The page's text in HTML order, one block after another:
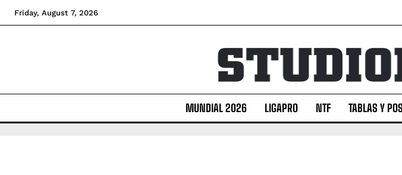
Friday, August 7, 2026
MUNDIAL 2026 LIGAPRO NTF TABLAS Y